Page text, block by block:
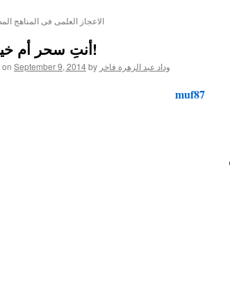
الاعجاز العلمى فى المناهج
أنتِ سحر أم خيال ؟!
on September 9, 2014by وداد عبد الزهرة فاخر